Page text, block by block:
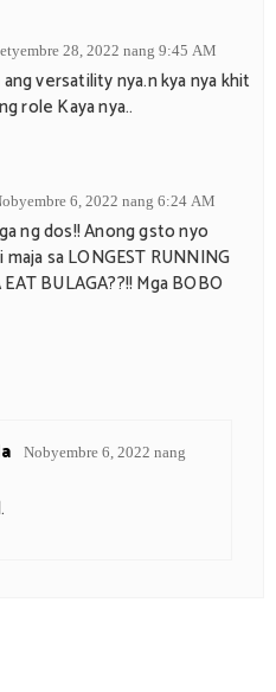
28, 2022 nang 9:45 AM
versatility nya.n kya nya khit
role Kaya nya..
6, 2022 nang 6:24 AM
ng dos!! Anong gsto nyo
sa LONGEST RUNNING
BULAGA??!! Mga BOBO
Nobyembre 6, 2022 nang